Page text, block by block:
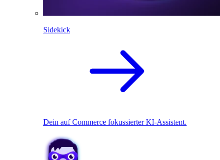
Sidekick
Dein auf Commerce fokussierter KI-Assistent.